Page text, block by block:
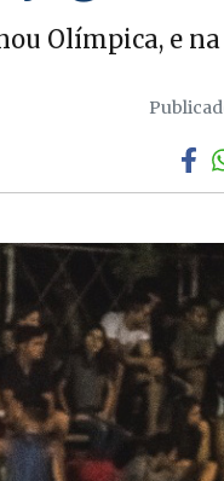
Olímpica, e